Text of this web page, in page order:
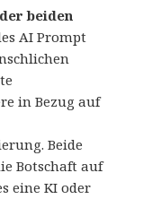
beiden
AI Prompt
in Bezug auf
Beide
Botschaft auf
eine KI oder